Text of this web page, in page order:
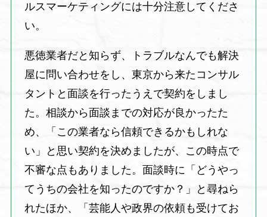
ルスマーケティングには十分注意してくださ
い。
悪徳業者だと知らず、トラブルなんでも解決
屋に問い合わせをし、東京から来たコンサル
タントと面談を行ったうえで契約をしまし
た。相談から面談までの対応が良かったた
め、「この業者なら信頼できるかもしれな
い」と思い契約を決めましたが、この時点で
不審な点もありました。面談時に「どうやっ
てうちの会社を知ったのですか？」と尋ねら
れたほか、「芸能人や政界の依頼も受けてお